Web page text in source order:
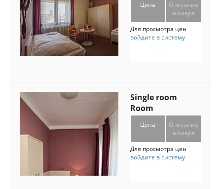
Цена
Описание
номера
Для просмотра цен
войдите в систему
Single room
Room
Цена
Описание
номера
Для просмотра цен
войдите в систему